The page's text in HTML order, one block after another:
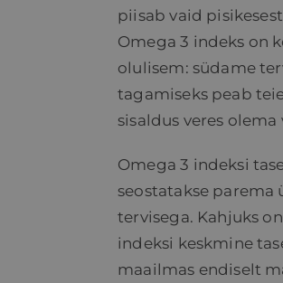
piisab vaid
Omega 3 indeks on
olulisem: südame
tagamiseks peab
sisaldus veres olema
Omega 3 indeksi
seostatakse parema
tervisega. Kahjuks
indeksi keskmine
maailmas endiselt